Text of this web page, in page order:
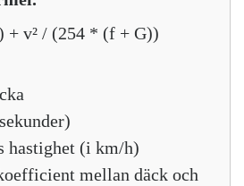
+ v² / (254 * (f + G))
hastighet (i km/h)
mellan däck och